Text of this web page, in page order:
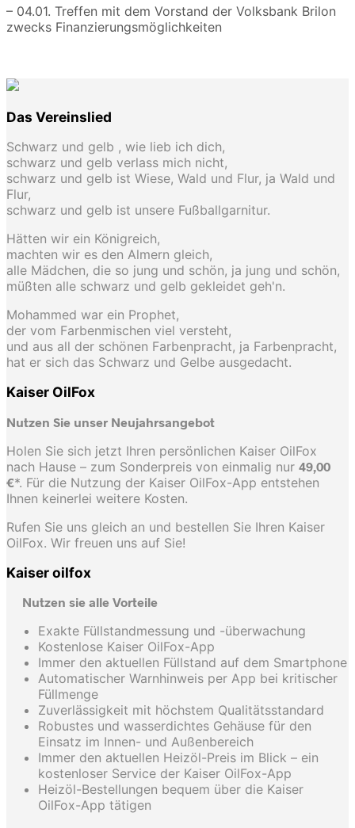
– 04.01. Treffen mit dem Vorstand der Volksbank Brilon
zwecks Finanzierungsmöglichkeiten
Das Vereinslied
Schwarz und gelb , wie lieb ich dich,
schwarz und gelb verlass mich nicht,
schwarz und gelb ist Wiese, Wald und Flur, ja Wald und
Flur,
schwarz und gelb ist unsere Fußballgarnitur.
Hätten wir ein Königreich,
machten wir es den Almern gleich,
alle Mädchen, die so jung und schön, ja jung und schön,
müßten alle schwarz und gelb gekleidet geh'n.
Mohammed war ein Prophet,
der vom Farbenmischen viel versteht,
und aus all der schönen Farbenpracht, ja Farbenpracht,
hat er sich das Schwarz und Gelbe ausgedacht.
Kaiser OilFox
Nutzen Sie unser Neujahrsangebot
Holen Sie sich jetzt Ihren persönlichen Kaiser OilFox
nach Hause – zum Sonderpreis von einmalig nur 49,00
€*. Für die Nutzung der Kaiser OilFox-App entstehen
Ihnen keinerlei weitere Kosten.
Rufen Sie uns gleich an und bestellen Sie Ihren Kaiser
OilFox. Wir freuen uns auf Sie!
Kaiser oilfox
Nutzen sie alle Vorteile
Exakte Füllstandmessung und -überwachung
Kostenlose Kaiser OilFox-App
Immer den aktuellen Füllstand auf dem Smartphone
Automatischer Warnhinweis per App bei kritischer
Füllmenge
Zuverlässigkeit mit höchstem Qualitätsstandard
Robustes und wasserdichtes Gehäuse für den
Einsatz im Innen- und Außenbereich
Immer den aktuellen Heizöl-Preis im Blick – ein
kostenloser Service der Kaiser OilFox-App
Heizöl-Bestellungen bequem über die Kaiser
OilFox-App tätigen